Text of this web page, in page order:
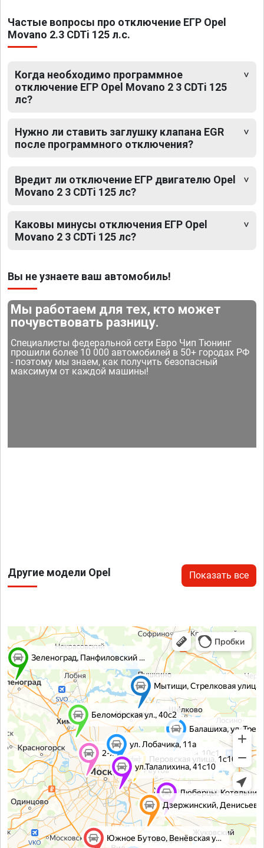
Частые вопросы про отключение ЕГР Opel
Movano 2.3 CDTi 125 л.с.
Когда необходимо программное
отключение ЕГР Opel Movano 2 3 CDTi 125
лс?
Нужно ли ставить заглушку клапана EGR
после программного отключения?
Вредит ли отключение ЕГР двигателю Opel
Movano 2 3 CDTi 125 лс?
Каковы минусы отключения ЕГР Opel
Movano 2 3 CDTi 125 лс?
Вы не узнаете ваш автомобиль!
Мы работаем для тех, кто может
почувствовать разницу.
Специалисты федеральной сети Евро Чип Тюнинг
прошили более 10 000 автомобилей в 50+ городах РФ
- поэтому мы знаем, как получить безопасный
максимум от каждой машины!
Другие модели Opel Показать все